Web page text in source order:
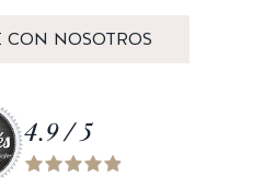
CON NOSOTROS
4.9 / 5